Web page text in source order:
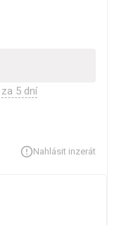
za 5 dní
Nahlásit inzerát